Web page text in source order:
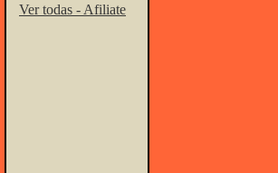
Ver todas - Afiliate